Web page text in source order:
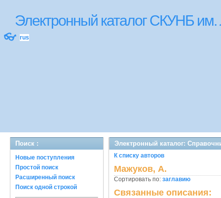
Электронный каталог СКУНБ
👓 rus
Поиск :
Новые поступления
Простой поиск
Расширенный поиск
Поиск одной строкой
Электронный каталог:
К списку авторов
Мажуков, А.
Сортировать по: заглавию
Связанные описания: